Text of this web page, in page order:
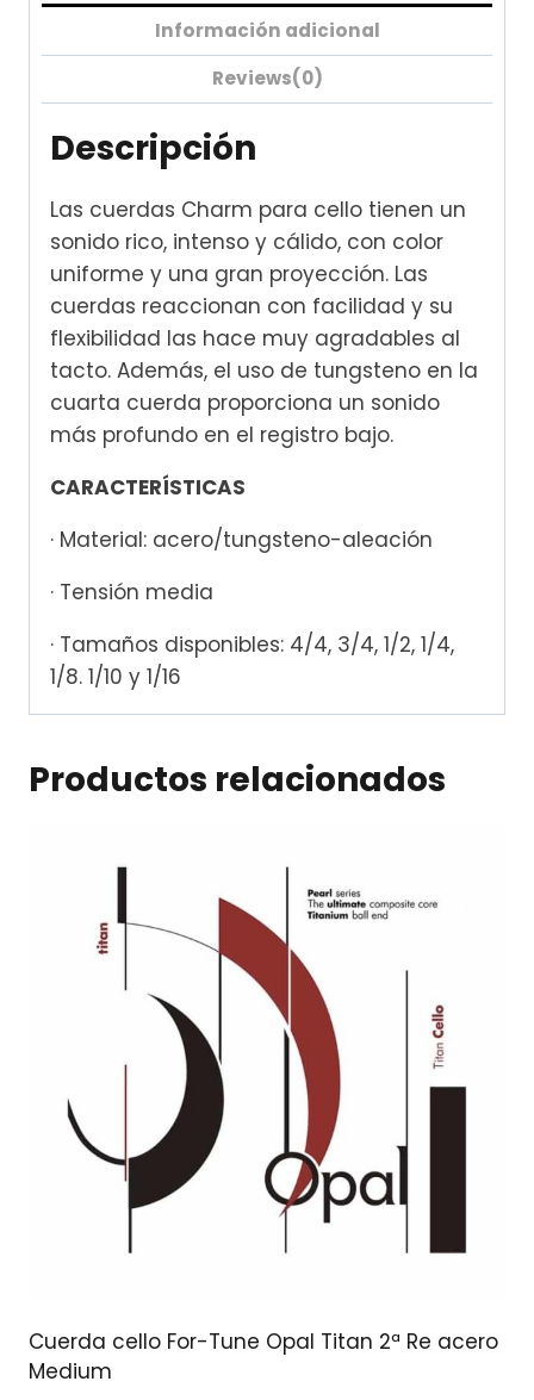
Información adicional
Reviews(0)
Descripción
Las cuerdas Charm para cello tienen un
sonido rico, intenso y cálido, con color
uniforme y una gran proyección. Las
cuerdas reaccionan con facilidad y su
flexibilidad las hace muy agradables al
tacto. Además, el uso de tungsteno en la
cuarta cuerda proporciona un sonido
más profundo en el registro bajo.
CARACTERÍSTICAS
· Material: acero/tungsteno-aleación
· Tensión media
· Tamaños disponibles: 4/4, 3/4, 1/2, 1/4,
1/8. 1/10 y 1/16
Productos relacionados
Cuerda cello For-Tune Opal Titan 2ª Re acero
Medium